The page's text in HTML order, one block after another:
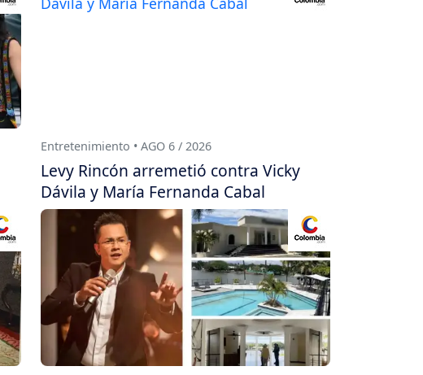
Entretenimiento • AGO 6 / 2026
Levy Rincón arremetió contra Vicky
Dávila y María Fernanda Cabal